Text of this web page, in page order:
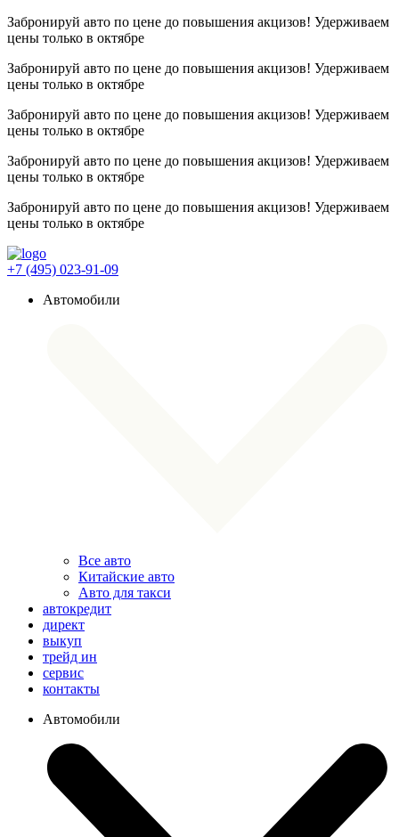
Забронируй авто по цене до повышения акцизов! Удерживаем
цены только в октябре
Забронируй авто по цене до повышения акцизов! Удерживаем
цены только в октябре
Забронируй авто по цене до повышения акцизов! Удерживаем
цены только в октябре
Забронируй авто по цене до повышения акцизов! Удерживаем
цены только в октябре
Забронируй авто по цене до повышения акцизов! Удерживаем
цены только в октябре
+7 (495) 023-91-09
Автомобили
Все авто
Китайские авто
Авто для такси
автокредит
директ
выкуп
трейд ин
сервис
контакты
Автомобили